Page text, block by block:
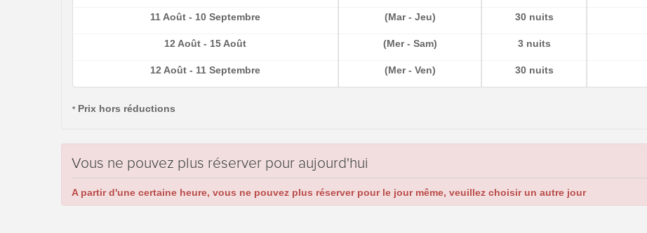
11 Août - 10 Septembre (Mar - Jeu) 30 nuits
12 Août - 15 Août (Mer - Sam) 3 nuits
12 Août - 11 Septembre (Mer - Ven) 30 nuits
* Prix hors réductions
Vous ne pouvez plus réserver pour aujourd'hui
A partir d'une certaine heure, vous ne pouvez plus réserver pour le jour même, veuillez choisir un autre jour